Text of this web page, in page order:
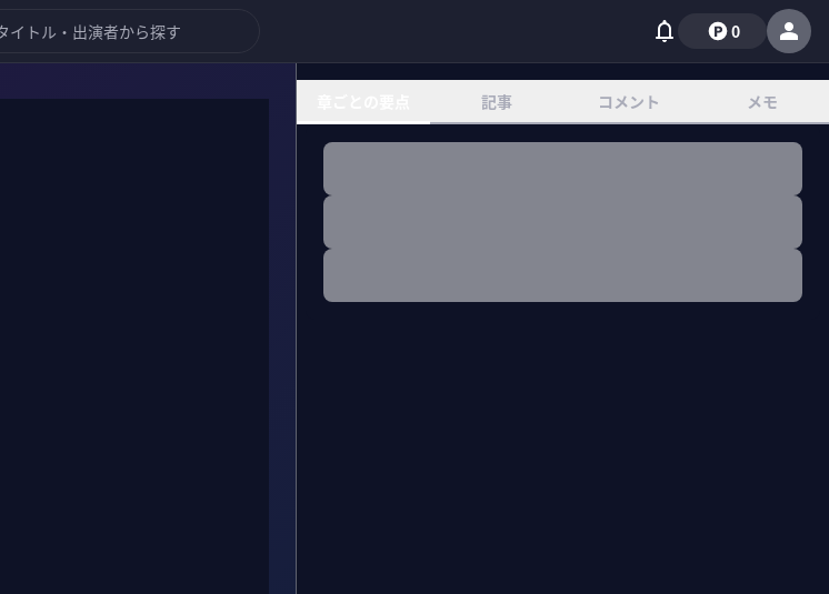
0
記事 コメント メモ